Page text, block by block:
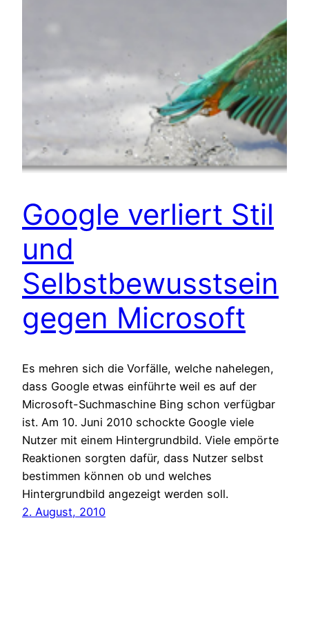
Google verliert Stil
und
Selbstbewusstsein
gegen Microsoft
Es mehren sich die Vorfälle, welche nahelegen,
dass Google etwas einführte weil es auf der
Microsoft-Suchmaschine Bing schon verfügbar
ist. Am 10. Juni 2010 schockte Google viele
Nutzer mit einem Hintergrundbild. Viele empörte
Reaktionen sorgten dafür, dass Nutzer selbst
bestimmen können ob und welches
Hintergrundbild angezeigt werden soll.
2. August, 2010